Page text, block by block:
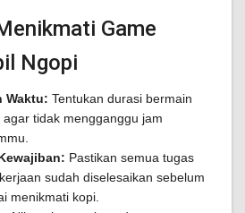
Game
Ngopi
Waktu: Tentukan durasi bermain
tidak mengganggu jam
Pastikan semua tugas
sudah diselesaikan sebelum
menikmati kopi.